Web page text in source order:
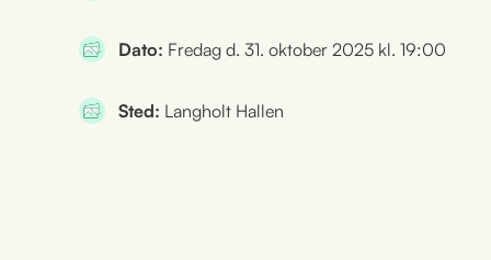
Dato: Fredag d. 31. oktober 2025 kl. 19:00
Sted: Langholt Hallen